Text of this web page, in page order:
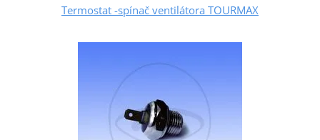
Termostat -spínač ventilátora TOURMAX